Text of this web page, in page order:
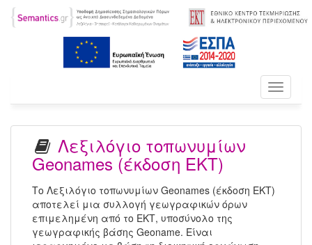
Toggle
Λεξιλόγιο τοπωνυμίων
Geonames (έκδοση ΕΚΤ)
Το Λεξιλόγιο τοπωνυμίων Geonames (έκδοση ΕΚΤ)
αποτελεί μια συλλογή γεωγραφικών όρων
επιμελημένη από το ΕΚΤ, υποσύνολο της
γεωγραφικής βάσης Geoname. Είναι